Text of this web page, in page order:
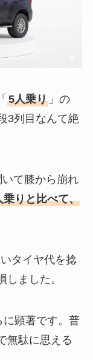
5人乗り」の
3列目なんて絶
て膝から崩れ
りと比べて、
タイヤ代を捻
ました。
に顕著です。普
無駄に思える